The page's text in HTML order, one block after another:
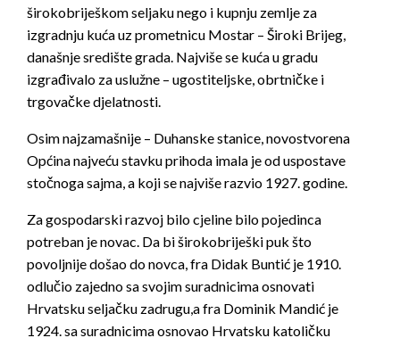
širokobriješkom seljaku nego i kupnju zemlje za
izgradnju kuća uz prometnicu Mostar – Široki Brijeg,
današnje središte grada. Najviše se kuća u gradu
izgrađivalo za uslužne – ugostiteljske, obrtničke i
trgovačke djelatnosti.
Osim najzamašnije – Duhanske stanice, novostvorena
Općina najveću stavku prihoda imala je od uspostave
stočnoga sajma, a koji se najviše razvio 1927. godine.
Za gospodarski razvoj bilo cjeline bilo pojedinca
potreban je novac. Da bi širokobriješki puk što
povoljnije došao do novca, fra Didak Buntić je 1910.
odlučio zajedno sa svojim suradnicima osnovati
Hrvatsku seljačku zadrugu,a fra Dominik Mandić je
1924. sa suradnicima osnovao Hrvatsku katoličku